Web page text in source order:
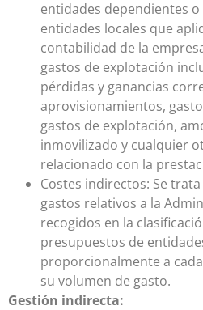
entidades dependientes o
entidades locales que
contabilidad de la
gastos de explotación
pérdidas y ganancias
aprovisionamientos,
gastos de explotación,
inmovilizado y cualquier
relacionado con la
Costes indirectos: Se
gastos relativos a la
recogidos en la
presupuestos de
proporcionalmente a
su volumen de gasto.
Gestión indirecta: